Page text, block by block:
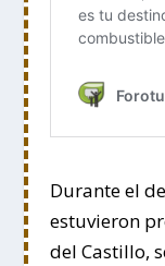
Durante el
estuvieron
del Castillo,